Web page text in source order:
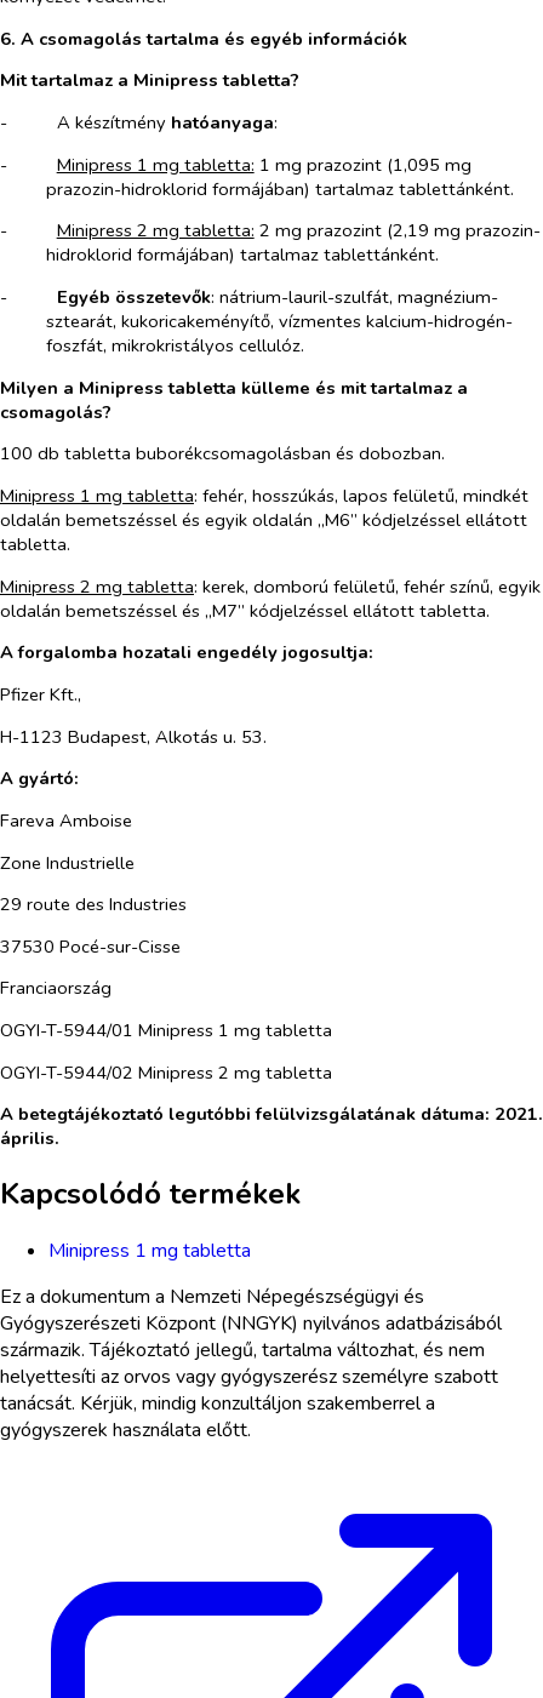
6. A csomagolás tartalma és egyéb információk
Mit tartalmaz a Minipress tabletta?
-​
A készítmény hatóanyaga:
-​
Minipress 1 mg tabletta: 1 mg prazozint (1,095 mg
prazozin-hidroklorid formájában) tartalmaz tablettánként.
-​
Minipress 2 mg tabletta: 2 mg prazozint (2,19 mg prazozin-
hidroklorid formájában) tartalmaz tablettánként.
-​
Egyéb összetevők: nátrium-lauril-szulfát, magnézium-
sztearát, kukoricakeményítő, vízmentes kalcium-hidrogén-
foszfát, mikrokristályos cellulóz.
Milyen a Minipress tabletta külleme és mit tartalmaz a
csomagolás?
100 db tabletta buborékcsomagolásban és dobozban.
Minipress 1 mg tabletta: fehér, hosszúkás, lapos felületű, mindkét
oldalán bemetszéssel és egyik oldalán „M6” kódjelzéssel ellátott
tabletta.
Minipress 2 mg tabletta: kerek, domború felületű, fehér színű, egyik
oldalán bemetszéssel és „M7” kódjelzéssel ellátott tabletta.
A forgalomba hozatali engedély jogosultja:
Pfizer Kft.,
H-1123 Budapest, Alkotás u. 53.
A gyártó:
Fareva Amboise
Zone Industrielle
29 route des Industries
37530 Pocé-sur-Cisse
Franciaország
OGYI-T-5944/01 Minipress 1 mg tabletta
OGYI-T-5944/02 Minipress 2 mg tabletta
A betegtájékoztató legutóbbi felülvizsgálatának dátuma: 2021.
április.
Kapcsolódó termékek
Minipress 1 mg tabletta
Ez a dokumentum a Nemzeti Népegészségügyi és
Gyógyszerészeti Központ (NNGYK) nyilvános adatbázisából
származik. Tájékoztató jellegű, tartalma változhat, és nem
helyettesíti az orvos vagy gyógyszerész személyre szabott
tanácsát. Kérjük, mindig konzultáljon szakemberrel a
gyógyszerek használata előtt.